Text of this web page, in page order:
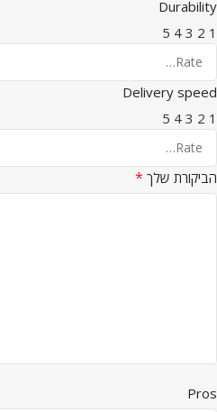
Durability
1
2
3
4
5
Delivery speed
1
2
3
4
5
הביקורת שלך *
Pros